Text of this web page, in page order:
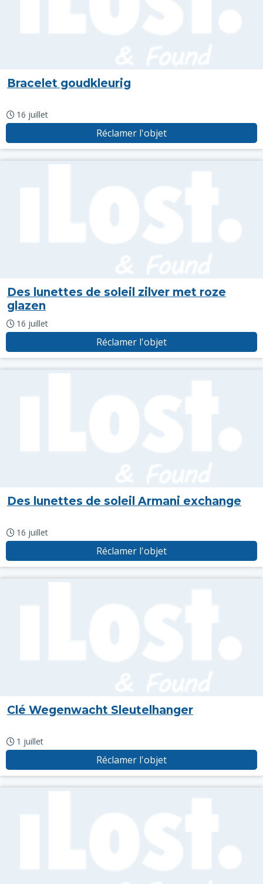
Bracelet goudkleurig
16 juillet
Réclamer l'objet
Des lunettes de soleil zilver met roze
glazen
16 juillet
Réclamer l'objet
Des lunettes de soleil Armani exchange
16 juillet
Réclamer l'objet
Clé Wegenwacht Sleutelhanger
1 juillet
Réclamer l'objet